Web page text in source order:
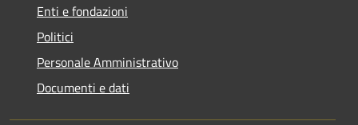
Enti e fondazioni
Politici
Personale Amministrativo
Documenti e dati